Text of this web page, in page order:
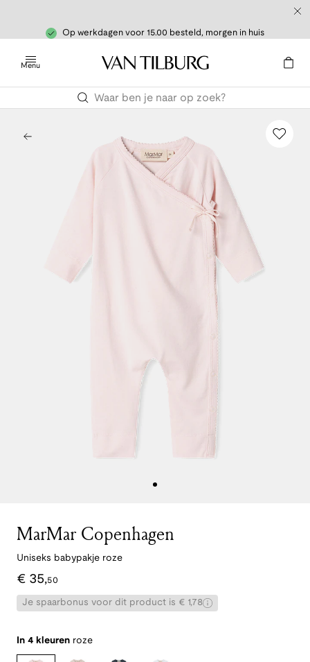
Op werkdagen voor 15.00 besteld, morgen in huis
Menu
MarMar Copenhagen
Uniseks babypakje roze
€ 35,50
Je spaarbonus voor dit product is € 1,78
In 4 kleuren roze